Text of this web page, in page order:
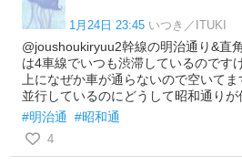
1月24日 23:45 いつき／ITUKI
@joushoukiryuu2幹線の明治通り&直
は4車線でいつも渋滞しているのです
上になぜか車が通らないので空いて
並行しているのにどうして昭和通り
#明治通
#昭和通
4